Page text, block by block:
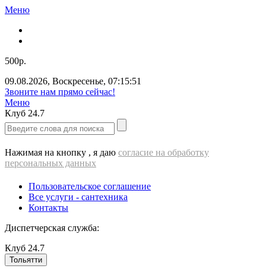
Меню
500р.
09.08.2026, Воскресенье, 07:15:52
ВЫЕЗД cантехника - 500 РУБЛЕЙ!!!
Меню
Клуб 24.7
Нажимая на кнопку , я даю согласие на обработку
персональных данных
Пользовательское соглашение
Все услуги - cантехника
Контакты
Диспетчерская служба:
Клуб 24.7
Тольятти